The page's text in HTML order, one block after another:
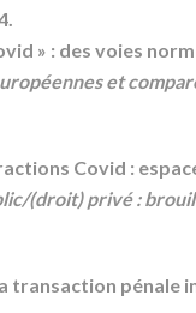
» : des voies
et
Covid :
(droit) privé :
transaction pénale